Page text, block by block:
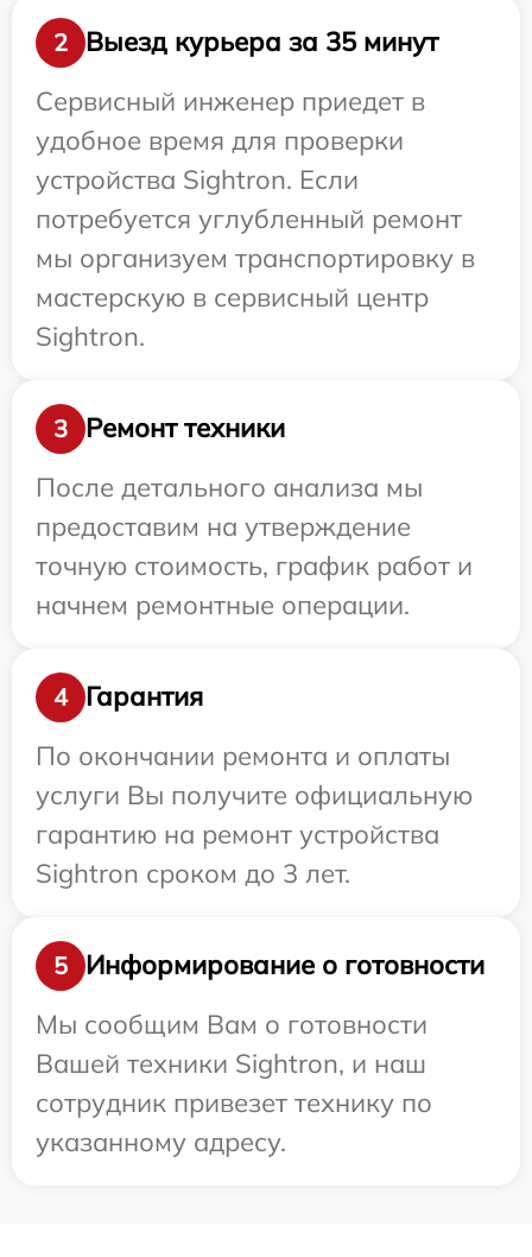
2
Выезд курьера за 35 минут
Сервисный инженер приедет в
удобное время для проверки
устройства Sightron. Если
потребуется углубленный ремонт
мы организуем транспортировку в
мастерскую в сервисный центр
Sightron.
3
Ремонт техники
После детального анализа мы
предоставим на утверждение
точную стоимость, график работ и
начнем ремонтные операции.
4
Гарантия
По окончании ремонта и оплаты
услуги Вы получите официальную
гарантию на ремонт устройства
Sightron сроком до 3 лет.
5
Информирование о готовности
Мы сообщим Вам о готовности
Вашей техники Sightron, и наш
сотрудник привезет технику по
указанному адресу.